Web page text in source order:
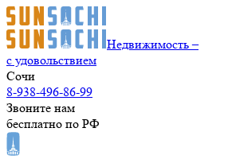
Недвижимость –
с удовольствием
Сочи
8-938-496-86-99
Звоните нам
бесплатно по РФ